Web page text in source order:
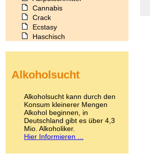
Cannabis
Crack
Ecstasy
Haschisch
Kokain
LSD
Marihuana
Medikamente
Meskalin
Metamphetamin
Methadon
Alkoholsucht
Alkoholsucht kann durch den
Konsum kleinerer Mengen
Alkohol beginnen, in
Deutschland gibt es über 4,3
Mio. Alkoholiker.
Hier Informieren ...